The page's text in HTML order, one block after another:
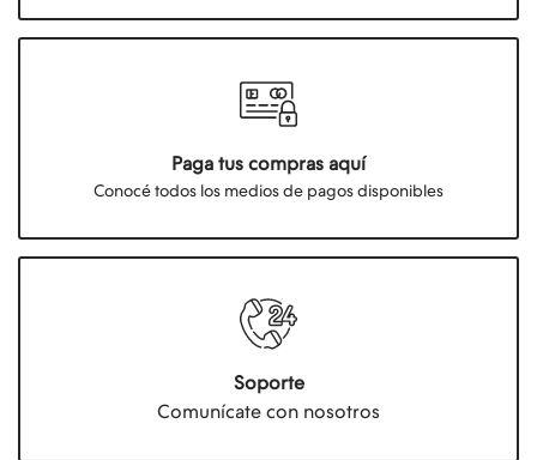
Paga tus compras aquí
Conocé todos los medios de pagos disponibles
Soporte
Comunícate con nosotros